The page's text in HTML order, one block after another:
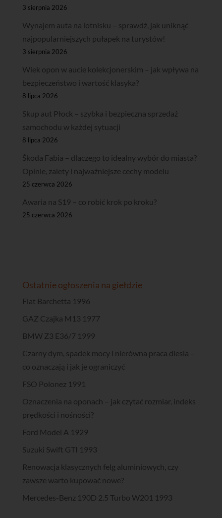
3 sierpnia 2026
Wynajem auta na lotnisku – sprawdź, jak uniknąć
najpopularniejszych pułapek na turystów!
3 sierpnia 2026
Wiek opon w aucie kolekcjonerskim – jak wpływa na
bezpieczeństwo i wartość klasyka?
8 lipca 2026
Skup aut Płock – szybka i bezpieczna sprzedaż
samochodu w każdej sytuacji
8 lipca 2026
Škoda Fabia – dlaczego to idealny wybór do miasta?
Opinie, zalety i najważniejsze cechy modelu
25 czerwca 2026
Awaria na S19 – co robić krok po kroku?
25 czerwca 2026
Ostatnie ogłoszenia na giełdzie
Fiat Barchetta 1996
GAZ Czajka M13 1977
BMW Z3 E36/7 1999
Czarny dym, spadek mocy i nierówna praca diesla –
co oznaczają i jak je ograniczyć
FSO Polonez 1991
Oznaczenia na oponach – jak czytać rozmiar, indeks
prędkości i nośności?
Ford Model A 1929
Suzuki Swift GTI 1993
Renowacja klasycznych felg aluminiowych, czy
zawsze warto kupować nowe?
Mercedes-Benz 190D 2.5 Turbo W201 1993